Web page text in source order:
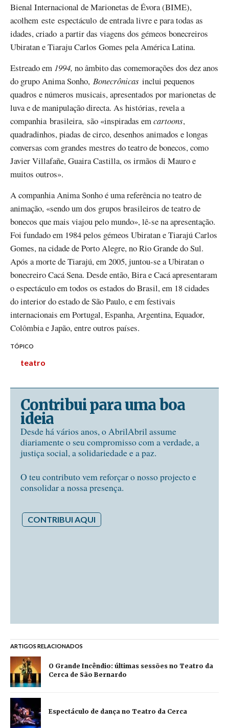
Bienal Internacional de Marionetas de Évora (BIME),
acolhem este espectáculo de entrada livre e para todas as
idades, criado a partir das viagens dos gémeos bonecreiros
Ubiratan e Tiaraju Carlos Gomes pela América Latina.
Estreado em 1994, no âmbito das comemorações dos dez anos
do grupo Anima Sonho, Bonecrônicas inclui pequenos
quadros e números musicais, apresentados por marionetas de
luva e de manipulação directa. As histórias, revela a
companhia brasileira, são «inspiradas emcartoons,
quadradinhos, piadas de circo, desenhos animados e longas
conversas com grandes mestres do teatro de bonecos, como
Javier Villafañe, Guaira Castilla, os irmãos di Mauro e
muitos outros».
A companhia Anima Sonho é uma referência no teatro de
animação, «sendo um dos grupos brasileiros de teatro de
bonecos que mais viajou pelo mundo», lê-se na apresentação.
Foi fundado em 1984 pelos gémeos Ubiratan e Tiarajú Carlos
Gomes, na cidade de Porto Alegre, no Rio Grande do Sul.
Após a morte de Tiarajú, em 2005, juntou-se a Ubiratan o
bonecreiro Cacá Sena. Desde então, Bira e Cacá apresentaram
o espectáculo em todos os estados do Brasil, em 18 cidades
do interior do estado de São Paulo, e em festivais
internacionais em Portugal, Espanha, Argentina, Equador,
Colômbia e Japão, entre outros países.
TÓPICO
teatro
Contribui para uma boa
ideia
Desde há vários anos, o AbrilAbril assume
diariamente o seu compromisso com a verdade, a
justiça social, a solidariedade e a paz.
O teu contributo vem reforçar o nosso projecto e
consolidar a nossa presença.
CONTRIBUI AQUI
ARTIGOS RELACIONADOS
O Grande Incêndio: últimas sessões no Teatro da
Cerca de São Bernardo
Espectáculo de dança no Teatro da Cerca